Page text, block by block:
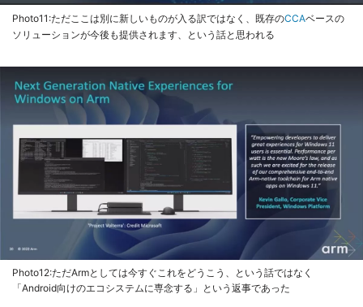
Photo11:ただここは別に新しいものが入る訳ではなく、既存のCCAベースの
ソリューションが今後も提供されます、という話と思われる
Photo12:ただArmとしては今すぐこれをどうこう、という話ではなく
「Android向けのエコシステムに専念する」という返事であった